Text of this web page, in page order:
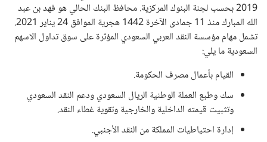
2019 بحسب لجنة البنوك المركزية. محافظ البنك الحالي هو فهد بن عبد
الله المبارك منذ 11 جمادى الآخرة 1442 هجرية الموافق 24 يناير 2021.
تشمل مهام مؤسسة النقد العربي السعودي المؤثرة على سوق تداول الاسهم
السعودية ما يلي:
القيام بأعمال مصرف الحكومة.
سك وطبع العملة الوطنية الريال السعودي ودعم النقد السعودي
وتثبيت قيمته الداخلية والخارجية وتقوية غطاء النقد.
إدارة احتياطيات المملكة من النقد الأجنبي.